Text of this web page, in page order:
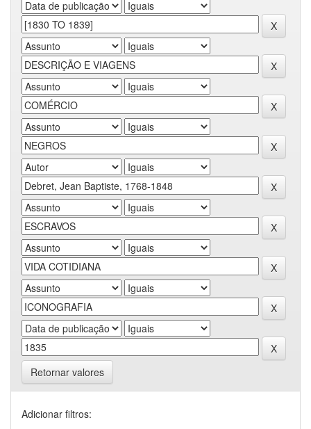
Retornar valores
Adicionar filtros: